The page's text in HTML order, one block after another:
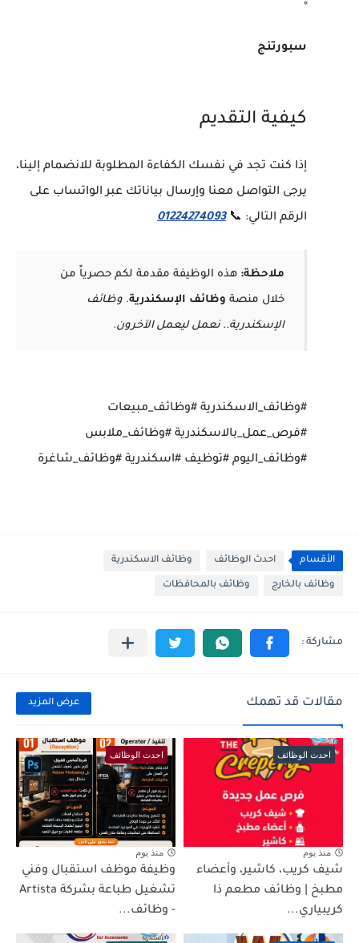
سبورتنج
كيفية التقديم
إذا كنت تجد في نفسك الكفاءة المطلوبة للانضمام إلينا،
يرجى التواصل معنا وإرسال بياناتك عبر الواتساب على
الرقم التالي: 📞01224274093
ملاحظة: هذه الوظيفة مقدمة لكم حصرياً من
خلال منصة وظائف الإسكندرية. وظائف
الإسكندرية.. نعمل ليعمل الآخرون.
#وظائف_الاسكندرية #وظائف_مبيعات
#فرص_عمل_بالاسكندرية #وظائف_ملابس
#وظائف_اليوم #توظيف #اسكندرية #وظائف_شاغرة
الأقسام احدث الوظائف وظائف الاسكندرية
وظائف بالخارج وظائف بالمحافظات
مقالات قد تهمك عرض المزيد
احدث الوظائف
منذ يوم
شيف كريب، كاشير، وأعضاء
مطبخ | وظائف مطعم ذا
كريبياري...
احدث الوظائف
منذ يوم
وظيفة موظف استقبال وفني
تشغيل طباعة بشركة Artista
- وظائف...